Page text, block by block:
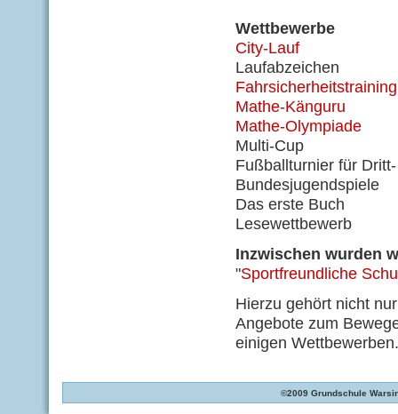
Wettbewerbe
City-Lauf
Laufabzeichen
Fahrsicherheitstraining
Mathe-Känguru
Mathe-Olympiade
Multi-Cup
Fußballturnier für
Bundesjugendspiele
Das erste Buch
Lesewettbewerb
Inzwischen wurden
"Sportfreundliche
Hierzu gehört nicht
Angebote zum
einigen Wettbewerben.
©2009 Grundschule